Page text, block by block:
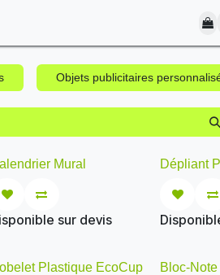
Objets publicitaires
Mural
sur devis
Dépliant
Plastique EcoCup
Bloc-